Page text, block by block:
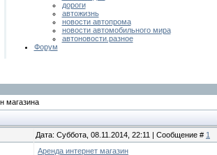
дороги
автожизнь
новости автопрома
новости автомобильного мира
автоновости.разное
Форум
магазина
Дата: Суббота, 08.11.2014, 22:11 | Сообщение # 1
Аренда интернет магазин